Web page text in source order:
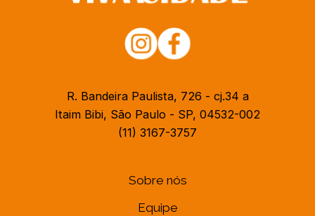
R. Bandeira Paulista, 726 - cj.34 a
Itaim Bibi, São Paulo - SP, 04532-002
(11) 3167-3757
Sobre nós
Equipe